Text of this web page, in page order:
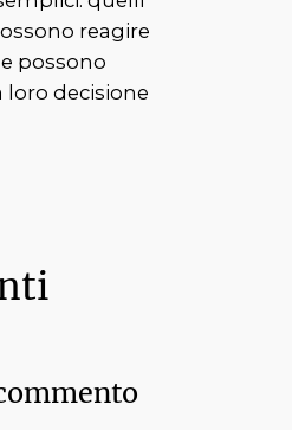
reagire
possono
loro decisione